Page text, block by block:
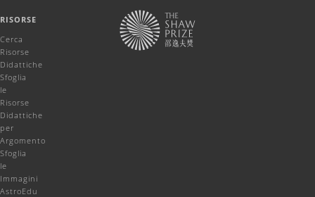
RISORSE
Cerca
Risorse
Didattiche
Sfoglia
le
Risorse
Didattiche
per
Argomento
Sfoglia
le
Immagini
AstroEdu